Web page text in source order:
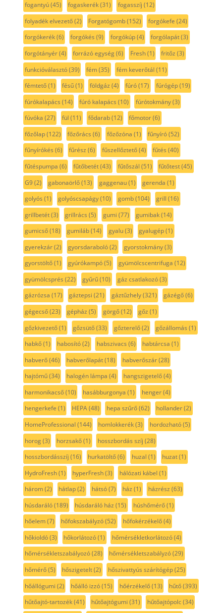
fogantyú(45) fogaskerék(31) fogasszíj (12)
folyadék elvezető(2) Forgatógomb(152) forgókefe (24)
forgókerék(6) forgókés (9) forgókúp(4) forgólapát(3)
forgótányér(4) forrázó egység(6) Fresh(1) fritőz (3)
funkcióválasztó(39) fém(35) fém keverőtál (11)
fémtető(1) fésű(1) földgáz (4) fúró(17) fúrógép(19)
fúrókalapács (14) fúró kalapács (10) fúrótokmány(3)
fúvóka (27) fül (11) fődarab(12) főmotor(6)
főzőlap(122) főzőrács (6) főzőzóna (1) fűnyíró(52)
fűnyírókés (6) fűrész (6) fűszellőztető(4) fűtés (40)
fűtéspumpa (6) fűtőbetét(43) fűtőszál (51) fűtőtest(45)
G9(2) gabonaörlő(13) gaggenau(1) gerenda (1)
golyós (1) golyóscsapágy(10) gomb(104) grill (16)
grillbetét(3) grillrács (5) gumi (77) gumibak(14)
gumicső(18) gumiláb(14) gyalu(3) gyalugép(1)
gyerekzár(2) gyorsdaraboló(2) gyorstokmány(3)
gyorstöltő(1) gyúrókampó(5) gyümölcscentrifuga (12)
gyümölcsprés (22) gyűrű(10) gáz csatlakozó(3)
gázrózsa (17) gáztepsi (21) gáztűzhely(321) gázégő(6)
gégecső(23) gépház (5) görgő(12) gőz (1)
gőzkivezető(1) gőzsütő(33) gőzterelő(2) gőzállomás (1)
habkő(1) habosító(2) habszivacs (6) habtárcsa (1)
habverő(46) habverőlapát(18) habverőszár(28)
hajtómű(34) halogén lámpa (4) hangszigetelő(4)
harmonikacső(10) hasábburgonya (1) henger(4)
hengerkefe (1) HEPA(48) hepa szűrő(62) hollander(2)
HomeProfessional (144) homlokkerék(3) hordozható(5)
horog(3) horzsakő(1) hosszbordás szíj (28)
hosszbordásszíj (16) hurkatöltő(6) huzal (1) huzat(1)
HydroFresh(1) hyperFresh(3) hálózati kábel (1)
három(2) hátlap(2) hátsó(7) ház (1) házrész (63)
húsdaráló(189) húsdaráló ház (15) húshőmérő(1)
hőelem(7) hőfokszabályzó(52) hőfokérzékelő(4)
hőkioldó(3) hőkorlátozó(1) hőmérsékletkorlátozó(4)
hőmérsékletszabályozó(28) hőmérsékletszabályzó(29)
hőmérő(5) hőszigetelt(2) hőszivattyús szárítógép(25)
hőállógumi (2) hőálló izzó(15) hőérzékelő(13) hűtő(393)
hűtőajtó-tartozék(41) hűtőajtógumi (31) hűtőajtópolc(34)